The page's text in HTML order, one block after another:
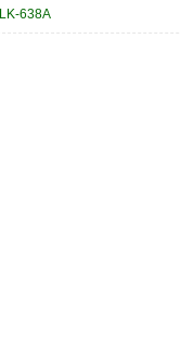
LK-638A